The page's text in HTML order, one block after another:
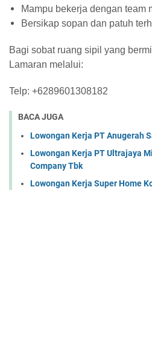
Mampu bekerja dengan team
Bersikap sopan dan patuh
Bagi sobat ruang sipil yang
Lamaran melalui:
Telp: +6289601308182
BACA JUGA
Lowongan Kerja PT Anugerah
Lowongan Kerja PT Ultrajaya
Company Tbk
Lowongan Kerja Super Home